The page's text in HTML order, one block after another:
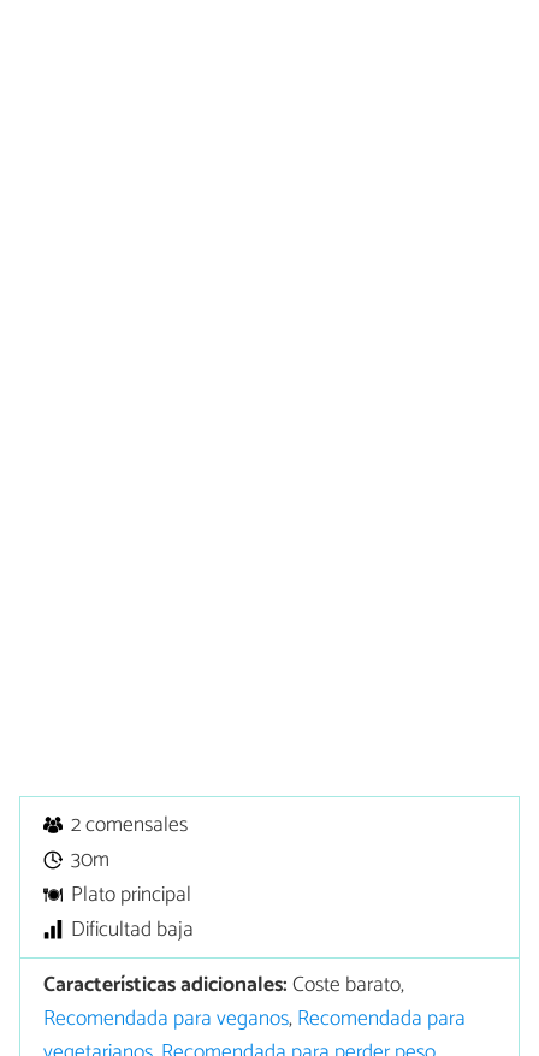
2 comensales
30m
Plato principal
Dificultad baja
Características adicionales:Coste barato,
Recomendada para veganos,Recomendada para